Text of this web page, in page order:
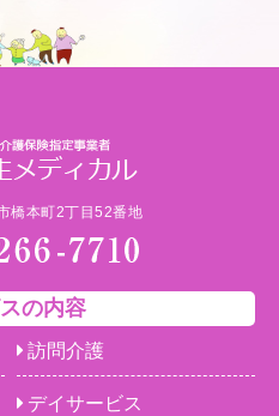
橋本町2丁目52番地
の内容
訪問介護
デイサービス